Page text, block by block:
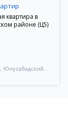
квартира в
районе (Ц5)
Юнусабадский